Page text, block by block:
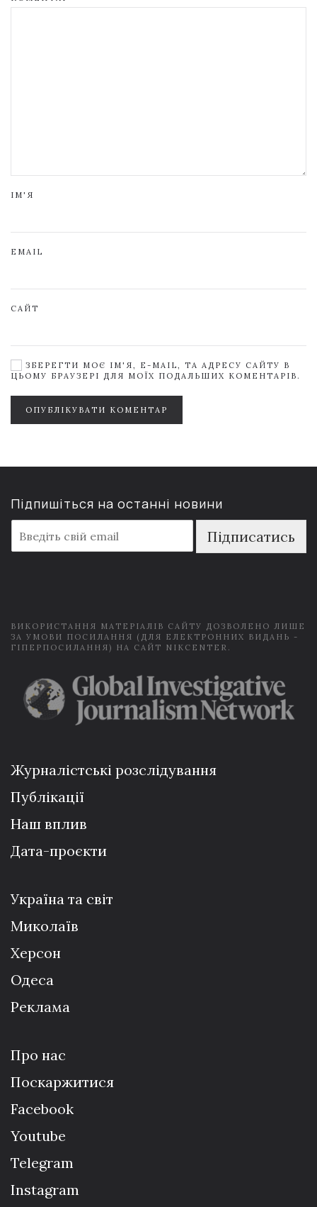
ІМ'Я
EMAIL
САЙТ
ЗБЕРЕГТИ МОЄ ІМ'Я, E-MAIL, ТА АДРЕСУ САЙТУ В
ЦЬОМУ БРАУЗЕРІ ДЛЯ МОЇХ ПОДАЛЬШИХ КОМЕНТАРІВ.
ОПУБЛІКУВАТИ КОМЕНТАР
Підпишіться на останні новини
m
a
Підписатись
ВИКОРИСТАННЯ МАТЕРІАЛІВ САЙТУ ДОЗВОЛЕНО ЛИШЕ
ЗА УМОВИ ПОСИЛАННЯ (ДЛЯ ЕЛЕКТРОННИХ ВИДАНЬ -
ГІПЕРПОСИЛАННЯ) НА САЙТ NIKCENTER.
Журналістські розслідування
Публікації
Наш вплив
Дата-проєкти
Україна та світ
Миколаїв
Херсон
Одеса
Реклама
Про нас
Поскаржитися
Facebook
Youtube
Telegram
Instagram